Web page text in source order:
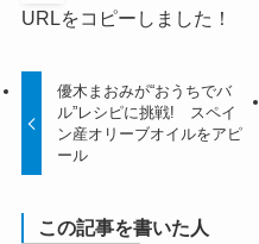
URLをコピーしました！
優木まおみが“おうちでバ
ル”レシピに挑戦! スペイ
ン産オリーブオイルをアピ
ール
この記事を書いた人